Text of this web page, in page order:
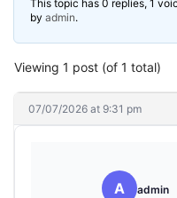
This topic has 0 replies, 1
by admin.
Viewing 1 post (of 1 total)
07/07/2026 at 9:31 pm
A admin